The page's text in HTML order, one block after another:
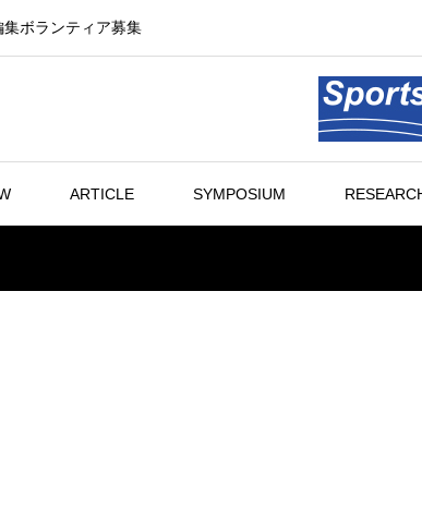
集ボランティア募集
ARTICLE SYMPOSIUM